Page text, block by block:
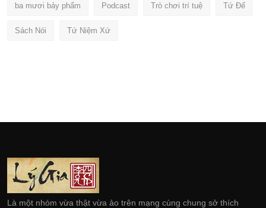
ba mươi bảy phẩm Podcast Trò chơi trí tuệ Tứ Đế
Sách Nói Tứ Niệm Xứ
Là một nhóm vừa thật vừa ảo trên mạng cùng chung sở thích